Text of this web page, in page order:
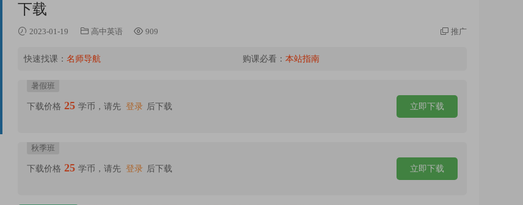
下载
2023-01-19 高中英语 909 推广
快速找课： 名师导航 购课必看： 本站指南
暑假班
下载价格 25 学币，请先 登录 后下载 立即下载
秋季班
下载价格 25 学币，请先 登录 后下载 立即下载